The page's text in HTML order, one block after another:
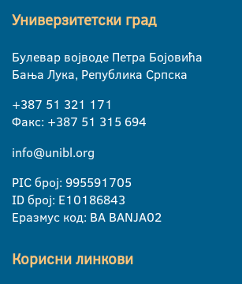
Универзитетски град
Булевар војводе Петра Бојовића
Бања Лука, Република Српска
+387 51 321 171
Факс: +387 51 315 694
info@unibl.org
PIC број: 995591705
ID број: E10186843
Еразмус код: BA BANJA02
Корисни линкови